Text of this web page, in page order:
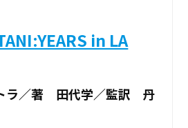
in LA
ラ／著 田代学／監訳 丹